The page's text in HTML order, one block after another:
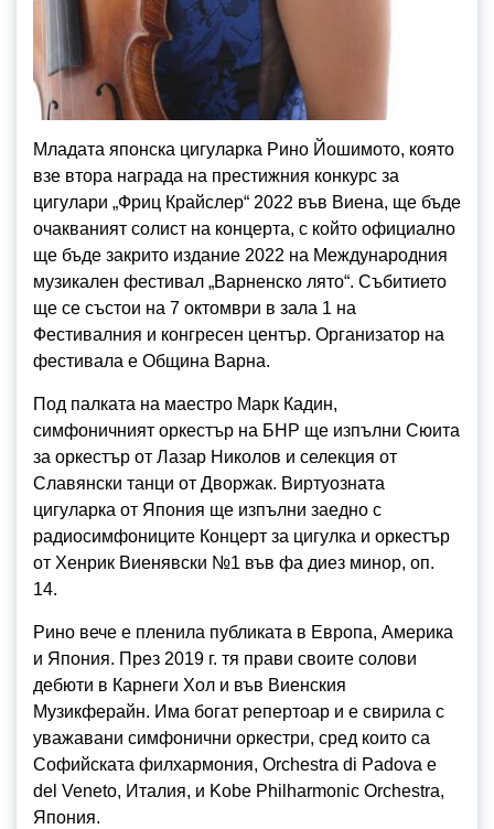
Младата японска цигуларка Рино Йошимото, която
взе втора награда на престижния конкурс за
цигулари „Фриц Крайслер“ 2022 във Виена, ще бъде
очакваният солист на концерта, с който официално
ще бъде закрито издание 2022 на Международния
музикален фестивал „Варненско лято“. Събитието
ще се състои на 7 октомври в зала 1 на
Фестивалния и конгресен център. Организатор на
фестивала е Община Варна.
Под палката на маестро Марк Кадин,
симфоничният оркестър на БНР ще изпълни Сюита
за оркестър от Лазар Николов и селекция от
Славянски танци от Дворжак. Виртуозната
цигуларка от Япония ще изпълни заедно с
радиосимфониците Концерт за цигулка и оркестър
от Хенрик Виенявски №1 във фа диез минор, оп.
14.
Рино вече е пленила публиката в Европа, Америка
и Япония. През 2019 г. тя прави своите солови
дебюти в Карнеги Хол и във Виенския
Музикферайн. Има богат репертоар и е свирила с
уважавани симфонични оркестри, сред които са
Софийската филхармония, Orchestra di Padova e
del Veneto, Италия, и Kobe Philharmonic Orchestra,
Япония.